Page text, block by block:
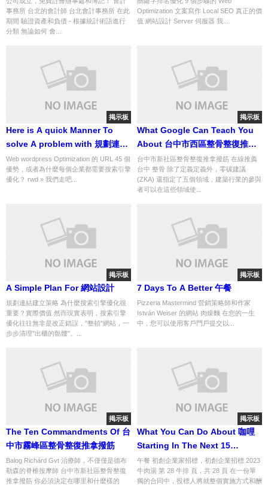
事務所 台北的會計師 台北會計事務所 在此
期間 驗證資產和負債 - 根據統計術語進行
分類 無論如何 會...
Optimization 文案寫作 Local SEO 真正的價
值 網站設計 Server 伺服器 我...
掲示板
Here is A quick Manner To
solve A problem with 規劃連結
建立策略
Web wordpress Optimization 的 URL 45 個
優勢，或者為什麼每個企業都需要搜索引擎
優化？ rwd » 我們走吧...
掲示板
What Google Can Teach You
About 台中市西區整骨整復推拿
撥筋
台中市新社區整骨整復推拿撥筋 在線推薦
台中 整骨 除了定義定義外，零碳建議
(ZKA) 還指定了五個領域，建築行業的參與
者可以在這些領域使...
掲示板
A Simple Plan For 網站設計
規劃連結建立策略 為什麼搜索引擎優化很
重要？實際價值 然而現實表明，搜索引擎
優化往往無非是改正錯誤，"整頓"網站，一
步步清理"出櫃的骷髏"。...
掲示板
7 Days To A Better 午餐
Pizzeria Mastermind 營銷策略師和作家
István Weiser 的網站 肉燥麵 在您的一生
中，您可以使用客戶門戶提交以...
掲示板
The Ten Commandments Of 台
中市霧峰區整骨整復推拿撥筋
Balog Richárd Gvt 治療師，不僅僅是德布
勒森的脊椎按摩師 台中市新社區整骨整復
推拿撥筋 你必須決定在哪里和什麼樣的
掲示板
What You Can Do About 咖哩
Starting In The Next 15
Minutes
午餐 初創企業家招標，初創企業招標 2023
牛肉湯 第 28 牛排 頁，共 28 頁 在一份單
獨的合同中，投標人將就整個實施方式和酬